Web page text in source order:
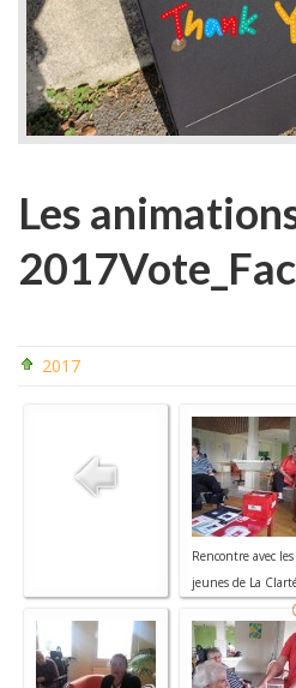
Les
2017
Rencontre avec les
jeunes de La